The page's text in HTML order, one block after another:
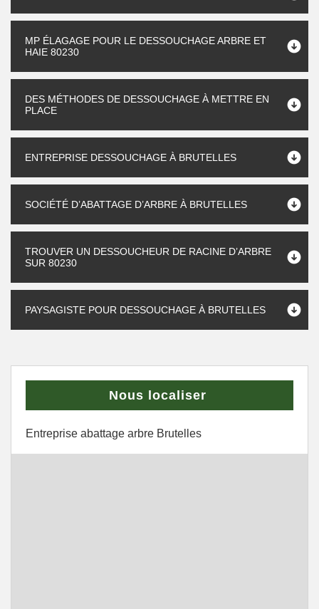
MP ÉLAGAGE POUR LE DESSOUCHAGE ARBRE ET
HAIE 80230
DES MÉTHODES DE DESSOUCHAGE À METTRE EN
PLACE
ENTREPRISE DESSOUCHAGE À BRUTELLES
SOCIÉTÉ D’ABATTAGE D’ARBRE À BRUTELLES
TROUVER UN DESSOUCHEUR DE RACINE D’ARBRE
SUR 80230
PAYSAGISTE POUR DESSOUCHAGE À BRUTELLES
Nous localiser
Entreprise abattage arbre Brutelles